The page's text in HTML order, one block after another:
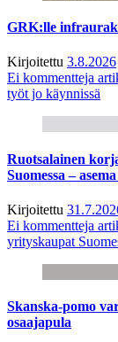
GRK:lle
Kirjoitettu 3.8.2026
Ei kommentteja
työt jo käynnissä
Ruotsalainen
Suomessa –
Kirjoitettu
Ei kommentteja
yrityskaupat
Skanska-pomo
osaajapula